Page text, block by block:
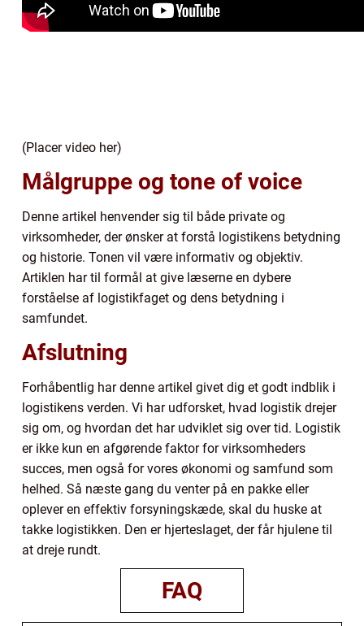
(Placer video her)
Målgruppe og tone of voice
Denne artikel henvender sig til både private og
virksomheder, der ønsker at forstå logistikens betydning
og historie. Tonen vil være informativ og objektiv.
Artiklen har til formål at give læserne en dybere
forståelse af logistikfaget og dens betydning i
samfundet.
Afslutning
Forhåbentlig har denne artikel givet dig et godt indblik i
logistikens verden. Vi har udforsket, hvad logistik drejer
sig om, og hvordan det har udviklet sig over tid. Logistik
er ikke kun en afgørende faktor for virksomheders
succes, men også for vores økonomi og samfund som
helhed. Så næste gang du venter på en pakke eller
oplever en effektiv forsyningskæde, skal du huske at
takke logistikken. Den er hjerteslaget, der får hjulene til
at dreje rundt.
FAQ